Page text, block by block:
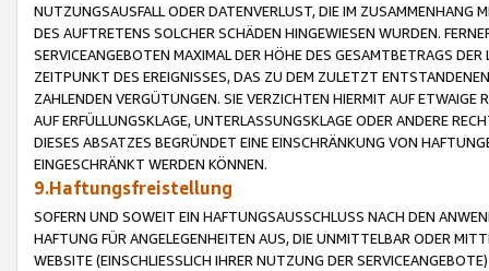
NUTZUNGSAUSFALL ODER DATENVERLUST, DIE IM ZUSAMMENHANG
DES AUFTRETENS SOLCHER SCHÄDEN HINGEWIESEN WURDEN.
SERVICEANGEBOTEN MAXIMAL DER HÖHE DES GESAMTBETRAGS
ZEITPUNKT DES EREIGNISSES, DAS ZU DEM ZULETZT
ZAHLENDEN VERGÜTUNGEN. SIE VERZICHTEN HIERMIT AUF
AUF ERFÜLLUNGSKLAGE, UNTERLASSUNGSKLAGE ODER ANDERE
DIESES ABSATZES BEGRÜNDET EINE EINSCHRÄNKUNG VON
EINGESCHRÄNKT WERDEN KÖNNEN.
9.Haftungsfreistellung
SOFERN UND SOWEIT EIN HAFTUNGSAUSSCHLUSS NACH DEN
HAFTUNG FÜR ANGELEGENHEITEN AUS, DIE UNMITTELBAR ODER
WEBSITE (EINSCHLIESSLICH IHRER NUTZUNG DER